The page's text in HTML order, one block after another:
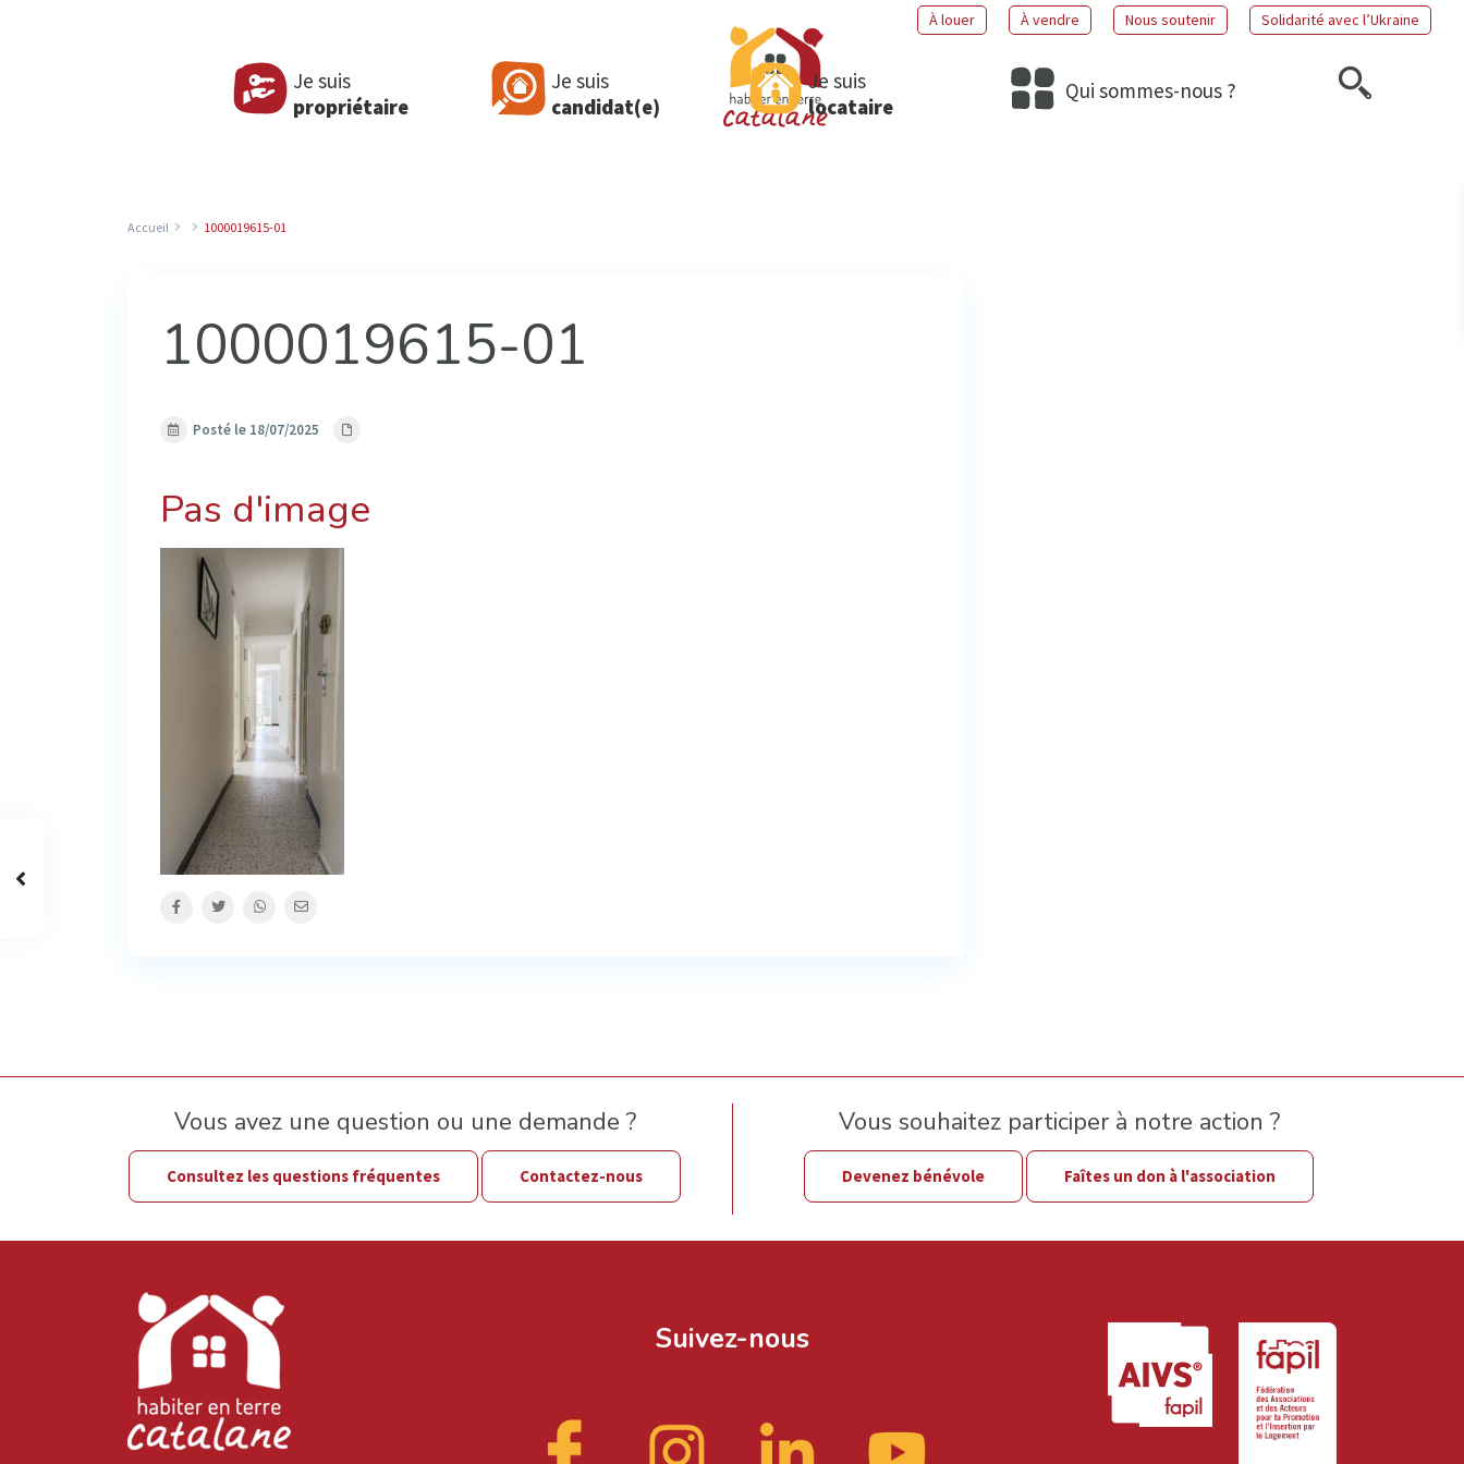
À louer À vendre Nous soutenir Solidarité avec l’Ukraine
Je suis
propriétaire
Je suis
candidat(e)
Je suis
locataire
Qui sommes-nous ?
Accueil 1000019615-01
1000019615-01
Posté le 18/07/2025
Pas d'image
Vous avez une question ou une demande ?
Consultez les questions fréquentes Contactez-nous
Vous souhaitez participer à notre action ?
Devenez bénévole Faîtes un don à l'association
Suivez-nous